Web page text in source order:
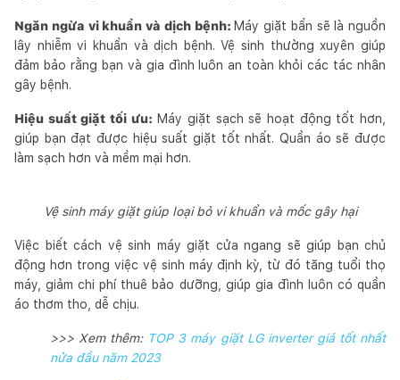
Ngăn ngừa vi khuẩn và dịch bệnh: Máy giặt bẩn sẽ là nguồn
lây nhiễm vi khuẩn và dịch bệnh. Vệ sinh thường xuyên giúp
đảm bảo rằng bạn và gia đình luôn an toàn khỏi các tác nhân
gây bệnh.
Hiệu suất giặt tối ưu: Máy giặt sạch sẽ hoạt động tốt hơn,
giúp bạn đạt được hiệu suất giặt tốt nhất. Quần áo sẽ được
làm sạch hơn và mềm mại hơn.
Vệ sinh máy giặt giúp loại bỏ vi khuẩn và mốc gây hại
Việc biết cách vệ sinh máy giặt cửa ngang sẽ giúp bạn chủ
động hơn trong việc vệ sinh máy định kỳ, từ đó tăng tuổi thọ
máy, giảm chi phí thuê bảo dưỡng, giúp gia đình luôn có quần
áo thơm tho, dễ chịu.
>>> Xem thêm: TOP 3 máy giặt LG inverter giá tốt nhất
nửa đầu năm 2023